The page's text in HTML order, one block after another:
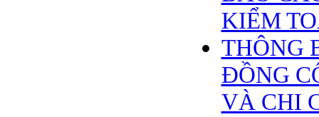
KIỂM
THÔNG
ĐỒNG
VÀ CHI